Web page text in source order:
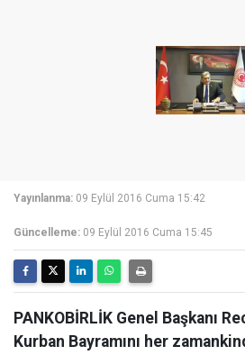
Yayınlanma: 09 Eylül 2016 Cuma 15:42
Güncelleme: 09 Eylül 2016 Cuma 15:45
PANKOBİRLİK Genel Başkanı
Kurban Bayramını her